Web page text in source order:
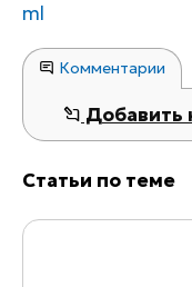
ml
Комментарии
Добавить
Статьи по теме